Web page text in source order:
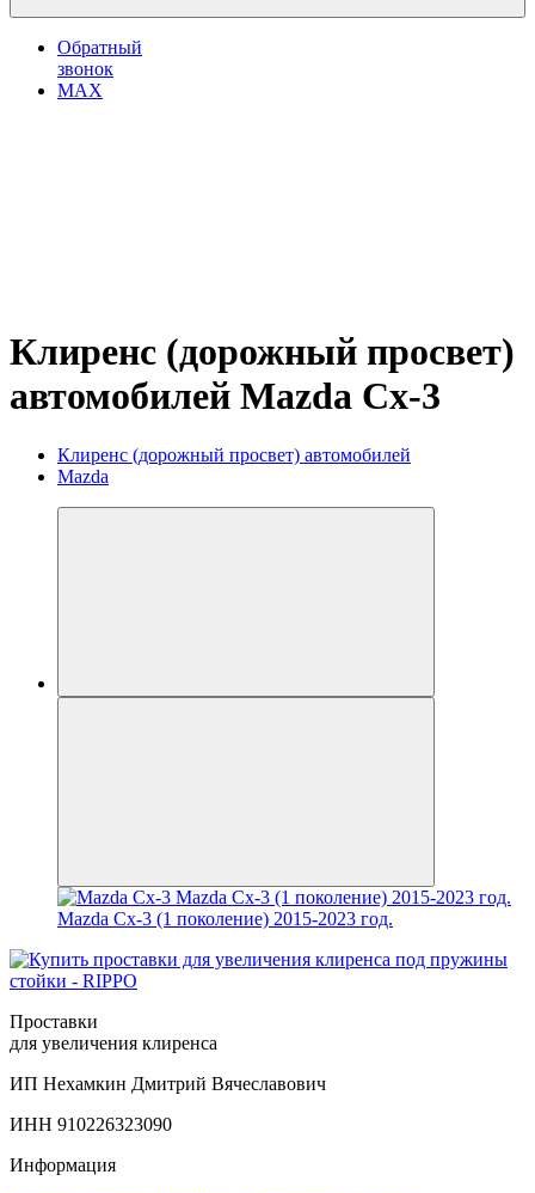
Обратный
звонок
MAX
Клиренс (дорожный просвет)
автомобилей Mazda Cx-3
Клиренс (дорожный просвет) автомобилей
Mazda
Mazda Cx-3 (1 поколение) 2015-2023 год.
Проставки
для увеличения клиренса
ИП Нехамкин Дмитрий Вячеславович
ИНН 910226323090
Информация